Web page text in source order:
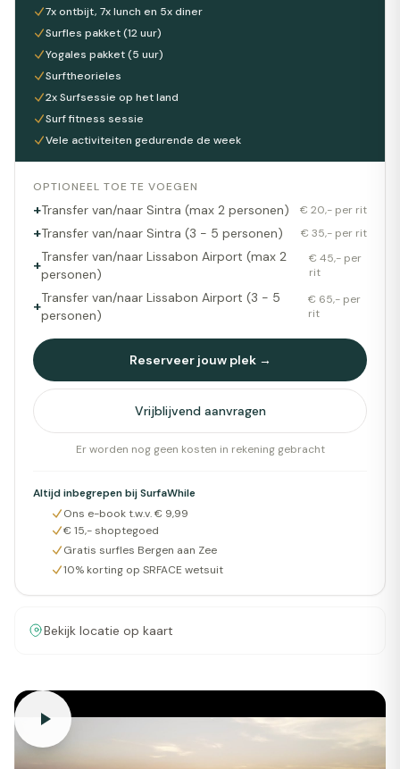
7x ontbijt, 7x lunch en 5x diner
Surfles pakket (12 uur)
Yogales pakket (5 uur)
Surftheorieles
2x Surfsessie op het land
Surf fitness sessie
Vele activiteiten gedurende de week
OPTIONEEL TOE TE VOEGEN
+Transfer van/naar Sintra (max 2 personen) € 20,- per rit
+Transfer van/naar Sintra (3 - 5 personen) € 35,- per rit
+Transfer van/naar Lissabon Airport (max 2
personen)
€ 45,- per
rit
+Transfer van/naar Lissabon Airport (3 - 5
personen)
€ 65,- per
rit
Reserveer jouw plek →
Vrijblijvend aanvragen
Er worden nog geen kosten in rekening gebracht
Altijd inbegrepen bij SurfaWhile
Ons e-book t.w.v. € 9,99
€ 15,- shoptegoed
Gratis surfles Bergen aan Zee
10% korting op SRFACE wetsuit
Bekijk locatie op kaart